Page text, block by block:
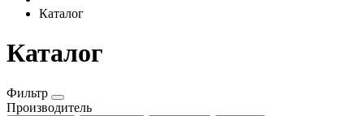
Каталог
Каталог
Фильтр
Производитель